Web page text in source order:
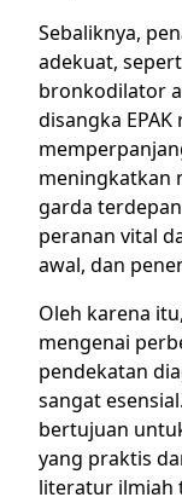
Sebaliknya,
adekuat,
bronkodilator
disangka
meningkatkan
garda
peranan vital
awal, dan
Oleh karena
mengenai
pendekatan
sangat
bertujuan
yang praktis
literatur ilmiah